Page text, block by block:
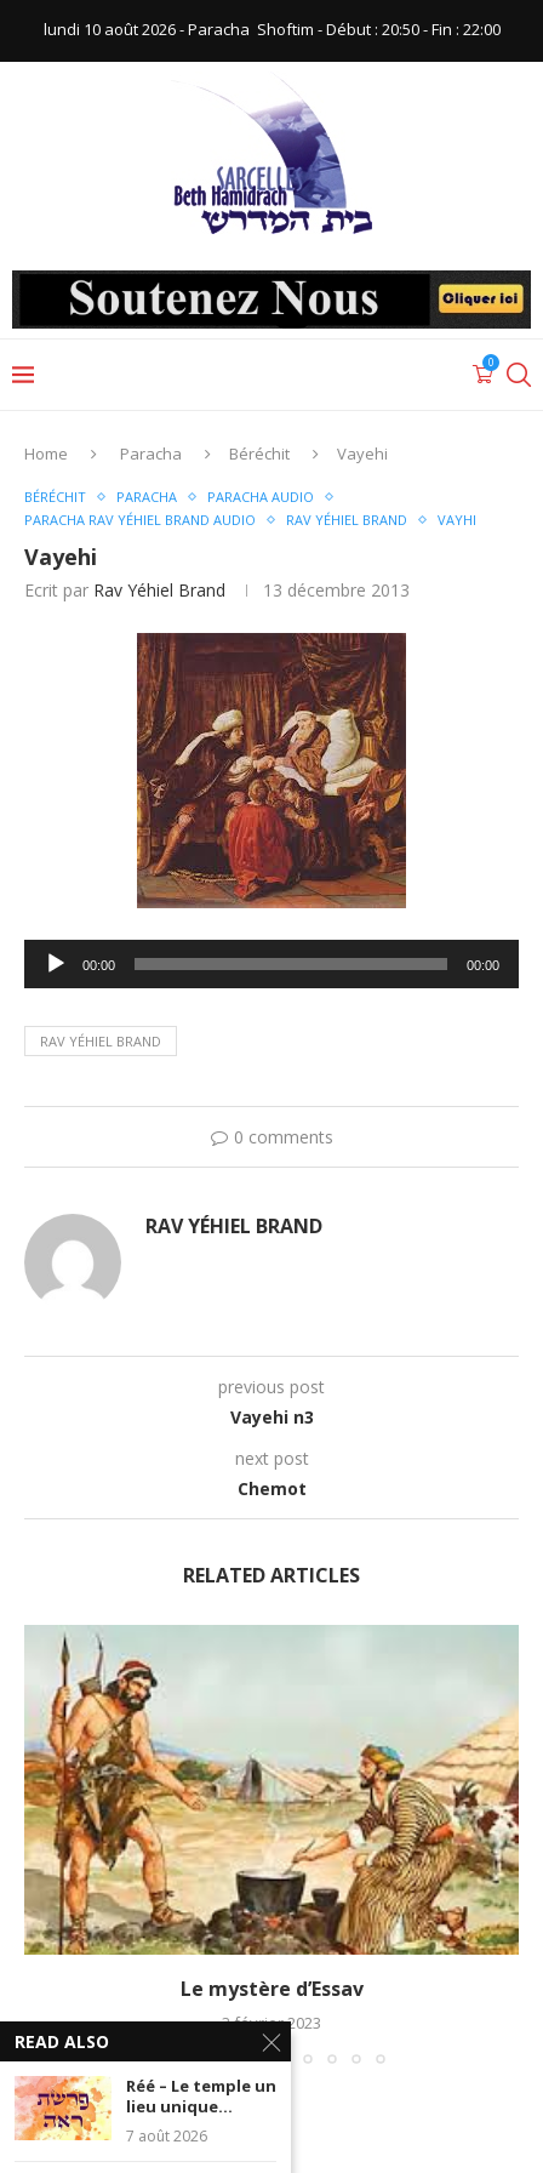
lundi 10 août 2026 - Paracha ‪ Shoftim‬ - Début : 20:50‬ - Fin : ‪22:00‬
0
Home Paracha Béréchit Vayehi
BÉRÉCHIT PARACHA
PARACHA AUDIO
PARACHA RAV YÉHIEL BRAND AUDIO
RAV YÉHIEL BRAND VAYHI
Vayehi
Ecrit par Rav Yéhiel Brand 13 décembre 2013
Lecteur
audio
00:00 00:00
RAV YÉHIEL BRAND
0 comments
RAV YÉHIEL BRAND
previous post
Vayehi n3
next post
Chemot
RELATED ARTICLES
Le mystère d’Essav
3 février 2023
READ ALSO
Réé – Le temple un
lieu unique...
7 août 2026